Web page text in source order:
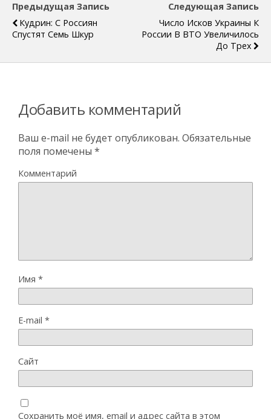
Предыдущая Запись
Кудрин: С Россиян
Спустят Семь Шкур
Следующая Запись
Число Исков Украины К
России В ВТО Увеличилось
До Трех
Добавить комментарий
Ваш e-mail не будет опубликован. Обязательные
поля помечены *
Комментарий
Имя *
E-mail *
Сайт
Сохранить моё имя, email и адрес сайта в этом